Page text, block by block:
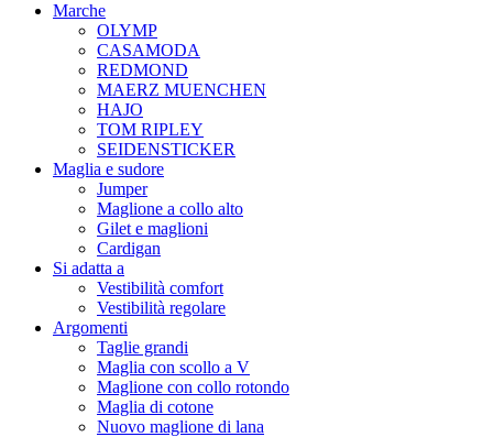
Marche
OLYMP
CASAMODA
REDMOND
MAERZ MUENCHEN
HAJO
TOM RIPLEY
SEIDENSTICKER
Maglia e sudore
Jumper
Maglione a collo alto
Gilet e maglioni
Cardigan
Si adatta a
Vestibilità comfort
Vestibilità regolare
Argomenti
Taglie grandi
Maglia con scollo a V
Maglione con collo rotondo
Maglia di cotone
Nuovo maglione di lana